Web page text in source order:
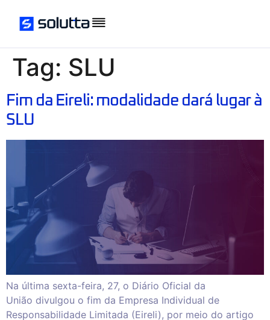
Tag: SLU
Fim da Eireli: modalidade dará lugar à
SLU
Na última sexta-feira, 27, o Diário Oficial da
União divulgou o fim da Empresa Individual de
Responsabilidade Limitada (Eireli), por meio do artigo